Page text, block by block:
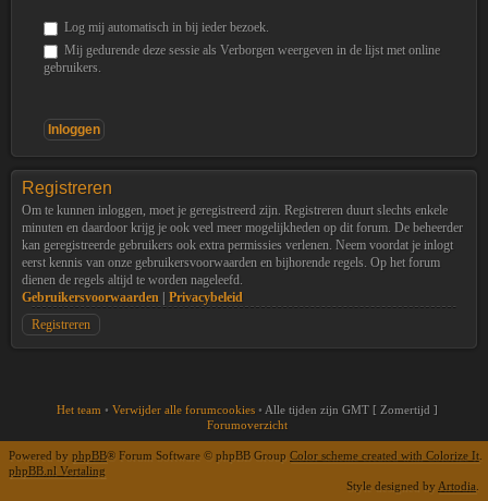
Log mij automatisch in bij ieder bezoek.
Mij gedurende deze sessie als Verborgen weergeven in de lijst met online
gebruikers.
Registreren
Om te kunnen inloggen, moet je geregistreerd zijn. Registreren duurt slechts enkele
minuten en daardoor krijg je ook veel meer mogelijkheden op dit forum. De beheerder
kan geregistreerde gebruikers ook extra permissies verlenen. Neem voordat je inlogt
eerst kennis van onze gebruikersvoorwaarden en bijhorende regels. Op het forum
dienen de regels altijd te worden nageleefd.
Gebruikersvoorwaarden
Privacybeleid
Registreren
Het team • Verwijder alle forumcookies • Alle tijden zijn GMT [ Zomertijd ]
Forumoverzicht
Powered by phpBB® Forum Software © phpBB Group Color scheme created with Colorize It
phpBB.nl Vertaling
Style designed by Artodia